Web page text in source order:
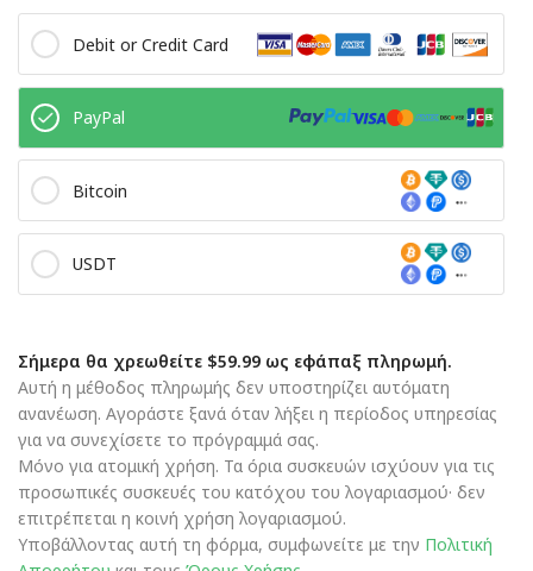
Debit or Credit Card
PayPal
Bitcoin
USDT
Σήμερα θα χρεωθείτε $59.99 ως εφάπαξ πληρωμή.
Αυτή η μέθοδος πληρωμής δεν υποστηρίζει αυτόματη
ανανέωση. Αγοράστε ξανά όταν λήξει η περίοδος υπηρεσίας
για να συνεχίσετε το πρόγραμμά σας.
Μόνο για ατομική χρήση. Τα όρια συσκευών ισχύουν για τις
προσωπικές συσκευές του κατόχου του λογαριασμού· δεν
επιτρέπεται η κοινή χρήση λογαριασμού.
Υποβάλλοντας αυτή τη φόρμα, συμφωνείτε με την Πολιτική